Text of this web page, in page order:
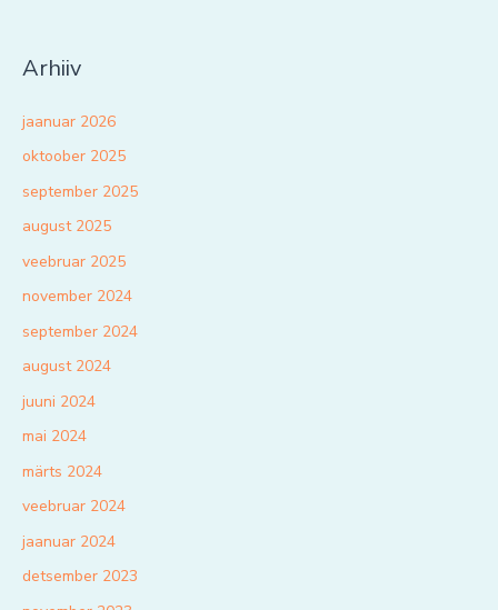
Arhiiv
jaanuar 2026
oktoober 2025
september 2025
august 2025
veebruar 2025
november 2024
september 2024
august 2024
juuni 2024
mai 2024
märts 2024
veebruar 2024
jaanuar 2024
detsember 2023